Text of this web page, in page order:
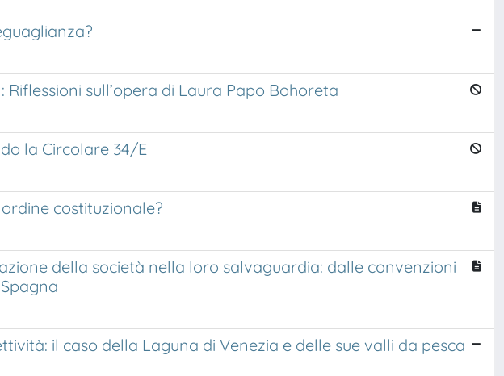
sull’opera di Laura Papo Bohoreta
la Circolare 34/E
costituzionale?
della società nella loro salvaguardia: dalle convenzioni
il caso della Laguna di Venezia e delle sue valli da pesca